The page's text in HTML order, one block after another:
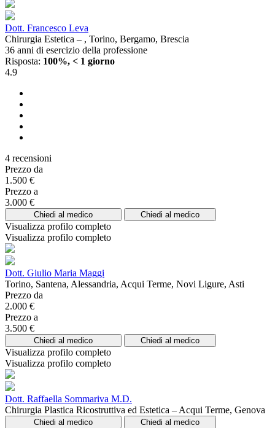
Dott. Francesco Leva
Chirurgia Estetica – , Torino, Bergamo, Brescia
36 anni di esercizio della professione
Risposta: 100%, < 1 giorno
4.9
4 recensioni
Prezzo da
1.500 €
Prezzo a
3.000 €
Chiedi al medico Chiedi al medico
Visualizza profilo completo
Visualizza profilo completo
Dott. Giulio Maria Maggi
Torino, Santena, Alessandria, Acqui Terme, Novi Ligure, Asti
Prezzo da
2.000 €
Prezzo a
3.500 €
Chiedi al medico Chiedi al medico
Visualizza profilo completo
Visualizza profilo completo
Dott. Raffaella Sommariva M.D.
Chirurgia Plastica Ricostruttiva ed Estetica – Acqui Terme, Genova
Chiedi al medico Chiedi al medico